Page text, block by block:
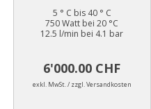
5 ° C bis 40 ° C
750 Watt bei 20 °C
12.5 l/min bei 4.1 bar
6'000.00 CHF
exkl. MwSt. / zzgl. Versandkosten